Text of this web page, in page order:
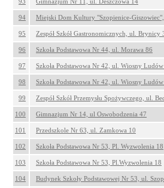
94 Miejski Dom Kultury "Szopienice-
95 Zespół Szkół Gastronomicznych, ul. Brynicy
96 Szkoła Podstawowa Nr 44, ul. Morawa 86
97 Szkoła Podstawowa Nr 42, ul. Wiosny
98 Szkoła Podstawowa Nr 42, ul. Wiosny
99 Zespół Szkół Przemysłu Spożywczego, ul.
100 Gimnazjum Nr 14, ul Oswobodzenia 47
101 Przedszkole Nr 63, ul. Zamkowa 10
102 Szkoła Podstawowa Nr 53, Pl. Wyzwolenia 18
103 Szkoła Podstawowa Nr 53, Pl.Wyzwolenia 18
104 Budynek Szkoły Podstawowej Nr 53, ul.